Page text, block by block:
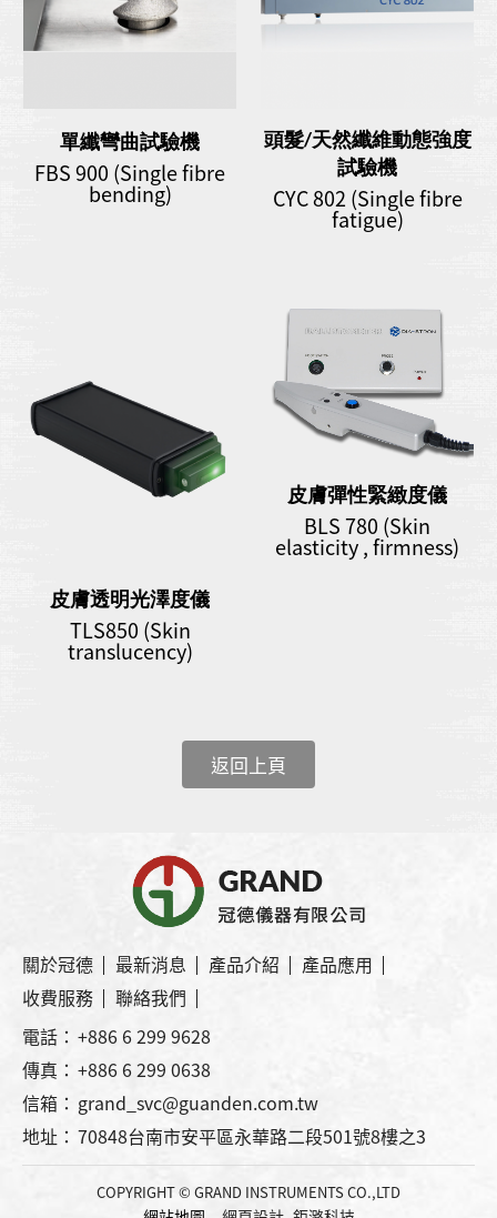
單纖彎曲試驗機
FBS 900 (Single fibre
bending)
頭髮/天然纖維動態強度
試驗機
CYC 802 (Single fibre
fatigue)
皮膚透明光澤度儀
TLS850 (Skin
translucency)
皮膚彈性緊緻度儀
BLS 780 (Skin
elasticity , firmness)
返回上頁
關於冠德 最新消息 產品介紹
產品應用
收費服務
聯絡我們
電話： +886 6 299 9628
傳真： +886 6 299 0638
信箱： grand_svc@guanden.com.tw
地址： 70848台南市安平區永華路二段501號8樓之3
COPYRIGHT © GRAND INSTRUMENTS CO.,LTD